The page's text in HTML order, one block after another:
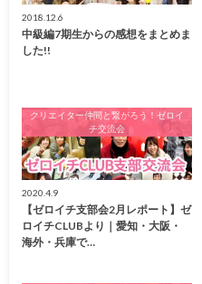
2018.12.6
中級編7期生からの感想をまとめま
した!!
クリエイター仲間と繋がろう！ゼロイ
チ交流会
2020.4.9
【ゼロイチ支部会2月レポート】ゼ
ロイチCLUBより｜愛知・大阪・
海外・兵庫で…